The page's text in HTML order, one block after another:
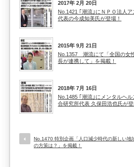
2017年 2月 20日
No.1421 ｢潮流｣にＮＰＯ法人ア
代表の今成知美氏が登場！
2015年 9月 21日
No.1357 潮流にて「全国の女
長が連携して」を掲載！
2018年 7月 16日
No.1485 ｢潮流｣にメンタルヘル
合研究所代表 久保田浩也氏が登
No.1470 特別企画「人口減少時代の新しい地
の方策は？」を掲載！